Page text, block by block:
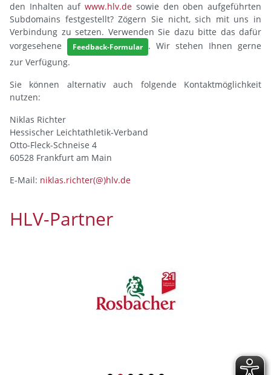
den Inhalten aufwww.hlv.de sowie den oben aufgeführten
Subdomains festgestellt? Zögern Sie nicht, sich mit uns in
Verbindung zu setzen. Verwenden Sie dazu bitte das dafür
vorgesehene
Feedback-Formular . Wir stehen Ihnen gerne
zur Verfügung.
Sie können alternativ auch folgende Kontaktmöglichkeit
nutzen:
Niklas Richter
Hessischer Leichtathletik-Verband
Otto-Fleck-Schneise 4
60528 Frankfurt am Main
E-Mail: niklas.richter(@)hlv.de
HLV-Partner